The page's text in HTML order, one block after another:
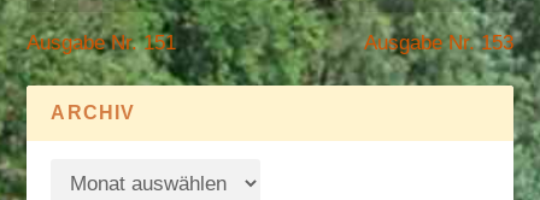
Ausgabe Nr. 151 Ausgabe Nr. 153
ARCHIV